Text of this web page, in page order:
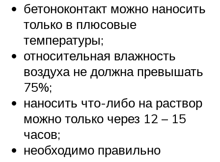
бетоноконтакт можно наносить
только в плюсовые
температуры;
относительная влажность
воздуха не должна превышать
75%;
наносить что-либо на раствор
можно только через 12 – 15
часов;
необходимо правильно